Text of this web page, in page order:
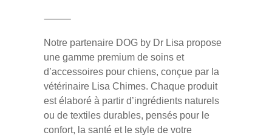
⸻
Notre partenaire DOG by Dr Lisa propose
une gamme premium de soins et
d’accessoires pour chiens, conçue par la
vétérinaire Lisa Chimes. Chaque produit
est élaboré à partir d’ingrédients naturels
ou de textiles durables, pensés pour le
confort, la santé et le style de votre